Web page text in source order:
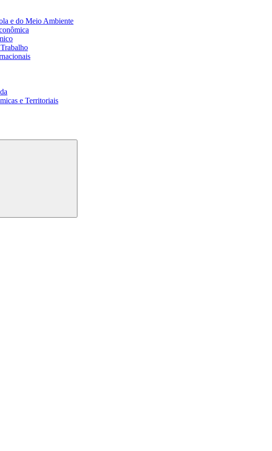
e do Meio Ambiente
e Territoriais
Buscar